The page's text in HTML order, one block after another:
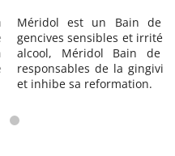
destiné au soin des
sa formule unique sans
inhibe les bactéries
la plaque résiduelle